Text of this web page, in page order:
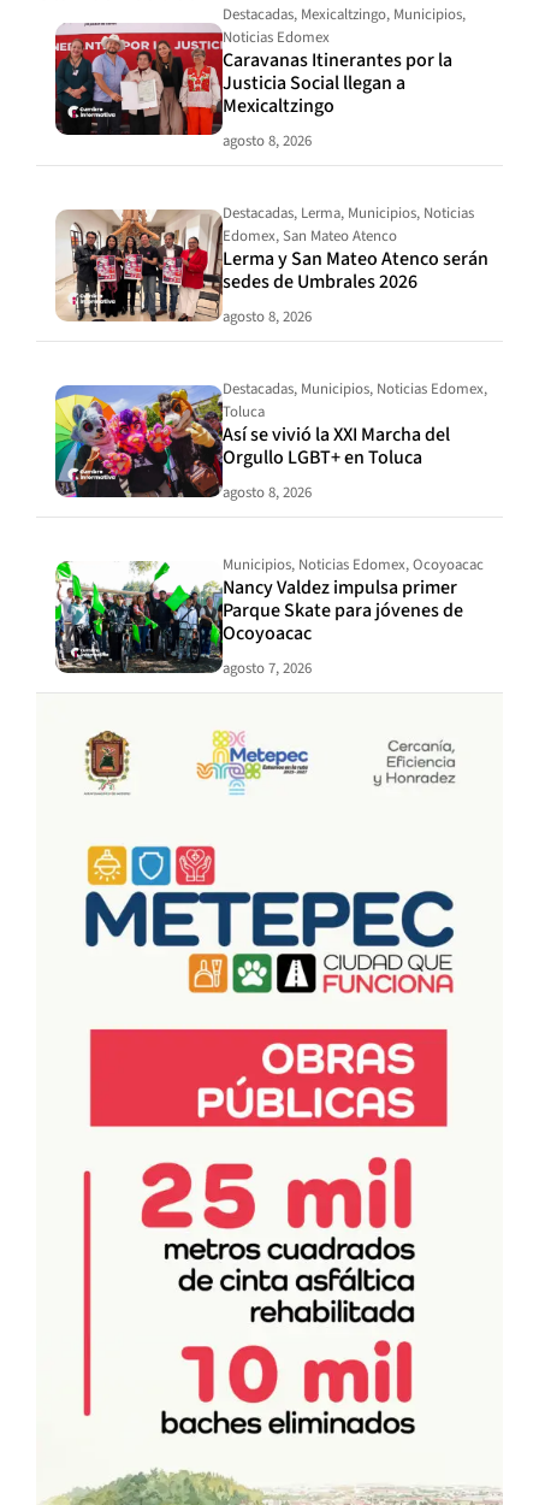
Destacadas, Mexicaltzingo, Municipios,
Noticias Edomex
Caravanas Itinerantes por la
Justicia Social llegan a
Mexicaltzingo
agosto 8, 2026
Destacadas, Lerma, Municipios, Noticias
Edomex,San Mateo Atenco
Lerma y San Mateo Atenco serán
sedes de Umbrales 2026
agosto 8, 2026
Destacadas, Municipios, Noticias Edomex,
Toluca
Así se vivió la XXI Marcha del
Orgullo LGBT+ en Toluca
agosto 8, 2026
Municipios, Noticias Edomex,Ocoyoacac
Nancy Valdez impulsa primer
Parque Skate para jóvenes de
Ocoyoacac
agosto 7, 2026